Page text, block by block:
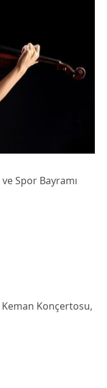
Spor Bayramı
Konçertosu,